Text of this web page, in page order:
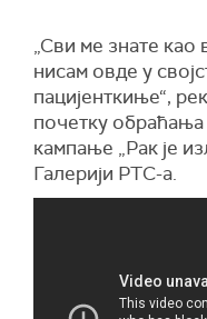
„Сви ме знате као
нисам овде у
пацијенткиње“,
почетку обраћања
кампање „Рак је
Галерији РТС-а.